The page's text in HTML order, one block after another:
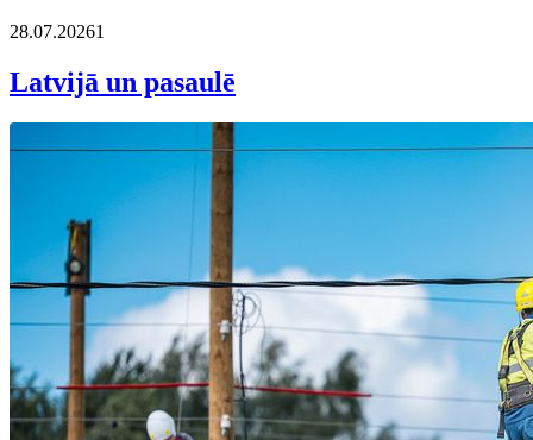
28.07.20261
Latvijā un pasaulē